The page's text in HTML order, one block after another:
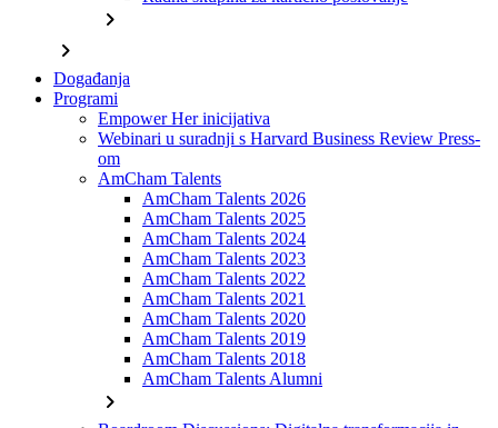
chevron_right
chevron_right
Događanja
Programi
Empower Her inicijativa
Webinari u suradnji s Harvard Business Review Press-
om
AmCham Talents
AmCham Talents 2026
AmCham Talents 2025
AmCham Talents 2024
AmCham Talents 2023
AmCham Talents 2022
AmCham Talents 2021
AmCham Talents 2020
AmCham Talents 2019
AmCham Talents 2018
AmCham Talents Alumni
chevron_right